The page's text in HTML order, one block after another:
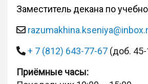
Заместитель декана по
+ 7 (812) 643-77-67 (доб.
Приёмные часы: